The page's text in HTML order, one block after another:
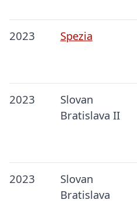
2023 Spezia
2023
Slovan
Bratislava II
2023
Slovan
Bratislava